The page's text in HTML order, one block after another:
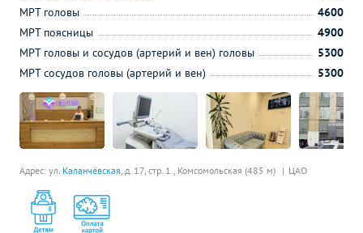
Адрес: ул. Каланчёвская, д. 17, стр. 1 , Комсомольская (485 м) ЦАО
МРТ головы
4600
МРТ поясницы
4900
МРТ головы и сосудов (артерий и вен) головы
5300
МРТ сосудов головы (артерий и вен)
5300